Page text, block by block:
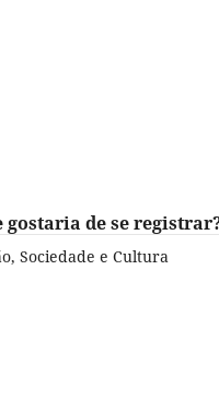
de se
Sociedade e Cultura